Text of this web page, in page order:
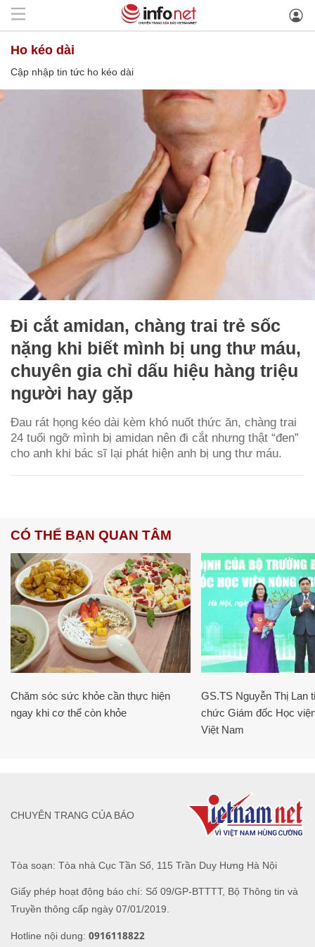
ho kéo dài
Cập nhập tin tức ho kéo dài
Đi cắt amidan, chàng trai trẻ sốc
nặng khi biết mình bị ung thư máu,
chuyên gia chỉ dấu hiệu hàng triệu
người hay gặp
Đau rát họng kéo dài kèm khó nuốt thức ăn, chàng trai
24 tuổi ngỡ mình bị amidan nên đi cắt nhưng thật “đen”
cho anh khi bác sĩ lại phát hiện anh bị ung thư máu.
CÓ THỂ BẠN QUAN TÂM
Chăm sóc sức khỏe cần thực hiện
ngay khi cơ thể còn khỏe
GS.TS Nguyễn Thị Lan
chức Giám đốc Học
Việt Nam
Tòa soạn: Tòa nhà Cục Tần Số, 115 Trần Duy Hưng Hà Nội
Giấy phép hoạt động báo chí: Số 09/GP-BTTTT, Bộ Thông tin và
Truyền thông cấp ngày 07/01/2019.
Hotline nội dung: 0916118822
CHUYÊN TRANG CỦA BÁO